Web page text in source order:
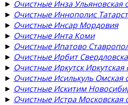
► Очистные Инза Ульяновская
► Очистные Иннополис
► Очистные Инсар Мордовия
► Очистные Инта Коми
► Очистные Ипатово
► Очистные Ирбит
► Очистные Иркутск Иркутская
► Очистные Исилькуль Омская
► Очистные Искитим
► Очистные Истра Московская